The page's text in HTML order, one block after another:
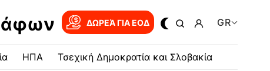
ΔΩΡΕΆ ΓΙΑ EOΔ GR
ΗΠΑ Τσεχική Δημοκρατία και Σλοβακία